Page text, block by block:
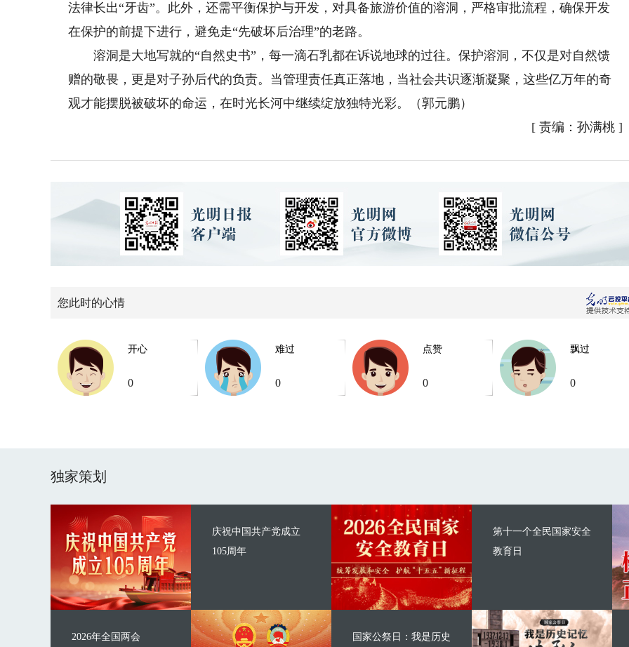
法律长出“牙齿”。此外，还需平衡保护与开发，对具备旅游价值的溶洞，严格审批流程，确保开发
在保护的前提下进行，避免走“先破坏后治理”的老路。
溶洞是大地写就的“自然史书”，每一滴石乳都在诉说地球的过往。保护溶洞，不仅是对自然馈
赠的敬畏，更是对子孙后代的负责。当管理责任真正落地，当社会共识逐渐凝聚，这些亿万年的奇
观才能摆脱被破坏的命运，在时光长河中继续绽放独特光彩。（郭元鹏）
[ 责编：孙满桃 ]
您此时的心情
开心
0
难过
0
点赞
0
飘过
0
独家策划
庆祝中国共产党成立
105周年
2026年全国两会
第十一个全民国家安全
教育日
国家公祭日：我是历史